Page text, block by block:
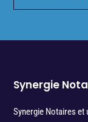
Synergie
Synergie Notaires et